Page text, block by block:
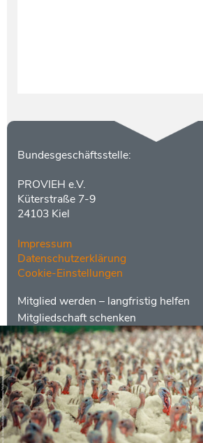
Kontakt
Bundesgeschäftsstelle:
PROVIEH e.V.
Küterstraße 7-9
24103 Kiel
Impressum
Datenschutzerklärung
Cookie-Einstellungen
Menüs
Footer
2
Mitglied werden – langfristig helfen
Mitgliedschaft schenken
Kontakt
Social
Media
Bankdaten
Spenden Ethikbank|IBAN DE 75
2625 10